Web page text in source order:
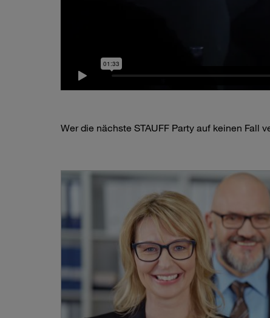
Wer die nächste STAUFF Party auf keinen Fall